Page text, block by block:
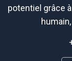
potentiel grâce